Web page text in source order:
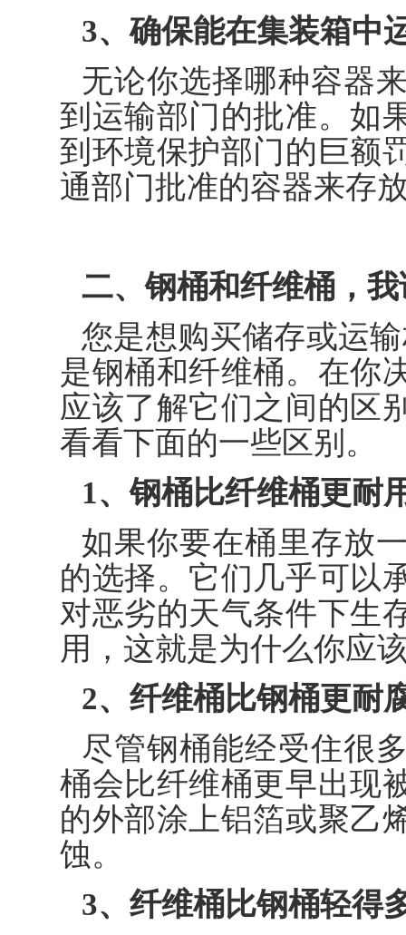
3、确保能在集装箱中
无论你选择哪种容器
到运输部门的批准。如
到环境保护部门的巨额
通部门批准的容器来存
二、钢桶和纤维桶，
您是想购买储存或运
是钢桶和纤维桶。在你
应该了解它们之间的区
看看下面的一些区别。
1、钢桶比纤维桶更耐
如果你要在桶里存放
的选择。它们几乎可以
对恶劣的天气条件下生
用，这就是为什么你应
2、纤维桶比钢桶更耐
尽管钢桶能经受住很
桶会比纤维桶更早出现
的外部涂上铝箔或聚乙
蚀。
3、纤维桶比钢桶轻得